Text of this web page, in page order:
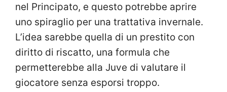
nel Principato, e questo potrebbe aprire
uno spiraglio per una trattativa invernale.
L’idea sarebbe quella di un prestito con
diritto di riscatto, una formula che
permetterebbe alla Juve di valutare il
giocatore senza esporsi troppo.